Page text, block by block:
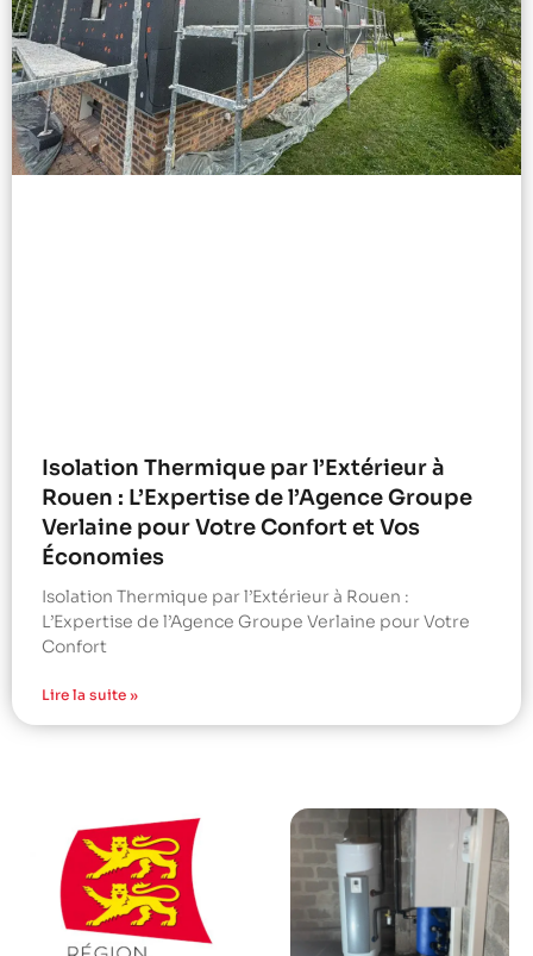
Isolation Thermique par l’Extérieur à
Rouen : L’Expertise de l’Agence Groupe
Verlaine pour Votre Confort et Vos
Économies
Isolation Thermique par l’Extérieur à Rouen :
L’Expertise de l’Agence Groupe Verlaine pour Votre
Confort
Lire la suite »